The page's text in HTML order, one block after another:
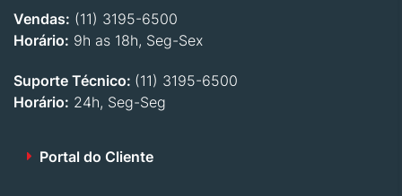
Vendas: (11) 3195-6500
Horário: 9h as 18h, Seg-Sex
Suporte Técnico: (11) 3195-6500
Horário: 24h, Seg-Seg
Portal do Cliente